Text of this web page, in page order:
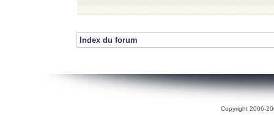
Index du forum
Copyright 2006-